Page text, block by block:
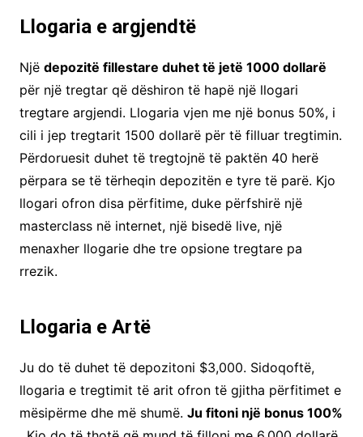
Llogaria e argjendtë
Një depozitë fillestare duhet të jetë 1000 dollarë
për një tregtar që dëshiron të hapë një llogari
tregtare argjendi. Llogaria vjen me një bonus 50%, i
cili i jep tregtarit 1500 dollarë për të filluar tregtimin.
Përdoruesit duhet të tregtojnë të paktën 40 herë
përpara se të tërheqin depozitën e tyre të parë. Kjo
llogari ofron disa përfitime, duke përfshirë një
masterclass në internet, një bisedë live, një
menaxher llogarie dhe tre opsione tregtare pa
rrezik.
Llogaria e Artë
Ju do të duhet të depozitoni $3,000. Sidoqoftë,
llogaria e tregtimit të arit ofron të gjitha përfitimet e
mësipërme dhe më shumë. Ju fitoni një bonus 100%